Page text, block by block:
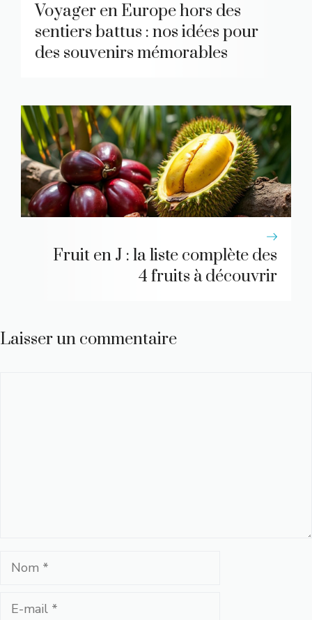
Voyager en Europe hors des
sentiers battus : nos idées pour
des souvenirs mémorables
Fruit en J : la liste complète des
4 fruits à découvrir
Laisser un commentaire
Nom